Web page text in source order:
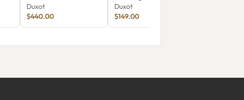
DX-2077-22
Duxot
$440.00
2062-55
Duxot
$149.00